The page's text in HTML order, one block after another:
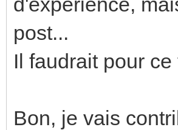
post...
Il faudrait pour
Bon, je vais